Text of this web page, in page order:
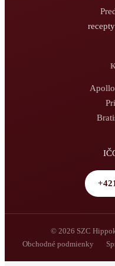
© 2026 SZC
Obchodné podmienky